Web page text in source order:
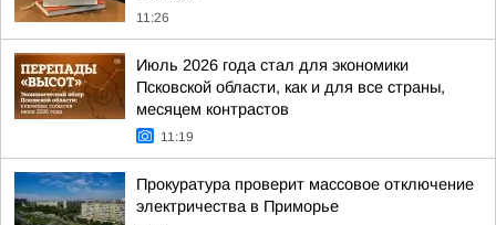
11:26
Июль 2026 года стал для экономики
Псковской области, как и для все страны,
месяцем контрастов
11:19
Прокуратура проверит массовое отключение
электричества в Приморье